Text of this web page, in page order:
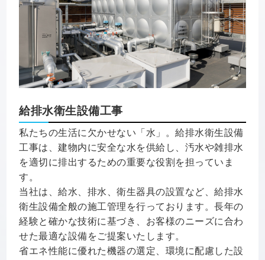
給排水衛生設備工事
私たちの生活に欠かせない「水」。給排水衛生設備
工事は、建物内に安全な水を供給し、汚水や雑排水
を適切に排出するための重要な役割を担っていま
す。
当社は、給水、排水、衛生器具の設置など、給排水
衛生設備全般の施工管理を行っております。長年の
経験と確かな技術に基づき、お客様のニーズに合わ
せた最適な設備をご提案いたします。
省エネ性能に優れた機器の選定、環境に配慮した設